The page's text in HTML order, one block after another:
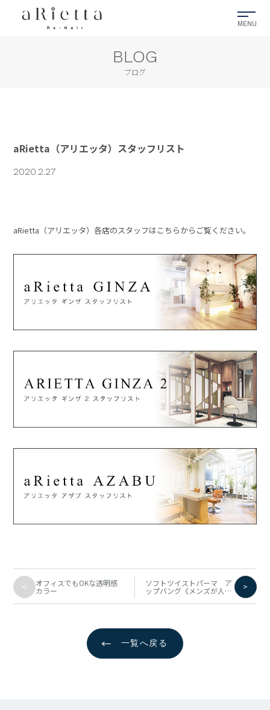
BLOG
ブログ
aRietta（アリエッタ）スタッフリスト
2020.2.27
aRietta（アリエッタ）各店のスタッフはこちらからご覧ください。
< オフィスでもOKな透明感
カラー
ソフトツイストパーマ ア
ップバング《メンズが人気 >
← 一覧へ戻る